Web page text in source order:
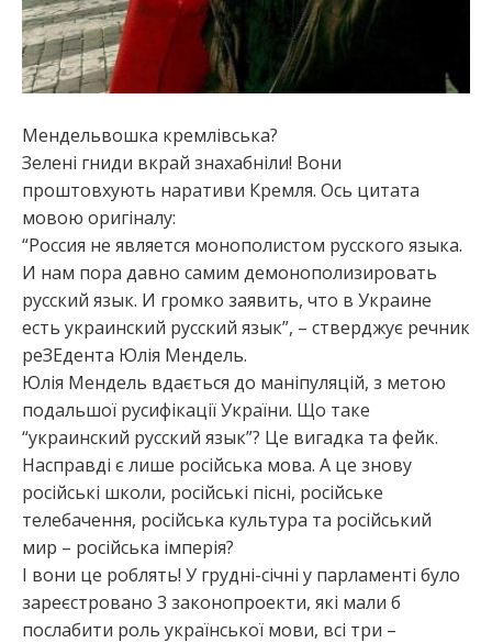
Мендельвошка кремлівська?
Зелені гниди вкрай знахабніли! Вони
проштовхують наративи Кремля. Ось цитата
мовою оригіналу:
“Россия не является монополистом русского языка.
И нам пора давно самим демонополизировать
русский язык. И громко заявить, что в Украине
есть украинский русский язык”, – стверджує речник
реЗЕдента Юлія Мендель.
Юлія Мендель вдається до маніпуляцій, з метою
подальшої русифікації України. Що таке
“украинский русский язык”? Це вигадка та фейк.
Насправді є лише російська мова. А це знову
російські школи, російські пісні, російське
телебачення, російська культура та російський
мир – російська імперія?
І вони це роблять! У грудні-січні у парламенті було
зареєстровано 3 законопроекти, які мали б
послабити роль української мови, всі три –